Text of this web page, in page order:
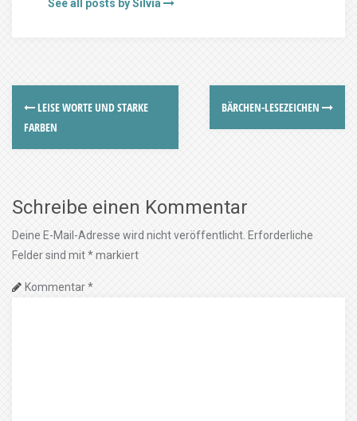
See all posts by Silvia
LEISE WORTE UND STARKE
FARBEN
BÄRCHEN-LESEZEICHEN
Schreibe einen Kommentar
Deine E-Mail-Adresse wird nicht veröffentlicht. Erforderliche
Felder sind mit*markiert
Kommentar*